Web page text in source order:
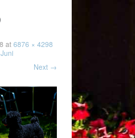
at 6876 × 4298
Next →